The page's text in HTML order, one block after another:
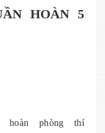
HOÀN 5
phòng thí